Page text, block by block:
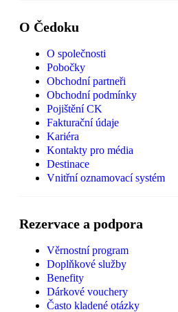
O Čedoku
O společnosti
Pobočky
Obchodní partneři
Obchodní podmínky
Pojištění CK
Fakturační údaje
Kariéra
Kontakty pro média
Destinace
Vnitřní oznamovací systém
Rezervace a podpora
Věrnostní program
Doplňkové služby
Benefity
Dárkové vouchery
Často kladené otázky